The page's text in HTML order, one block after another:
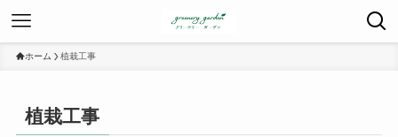
ホーム 植栽工事
植栽工事